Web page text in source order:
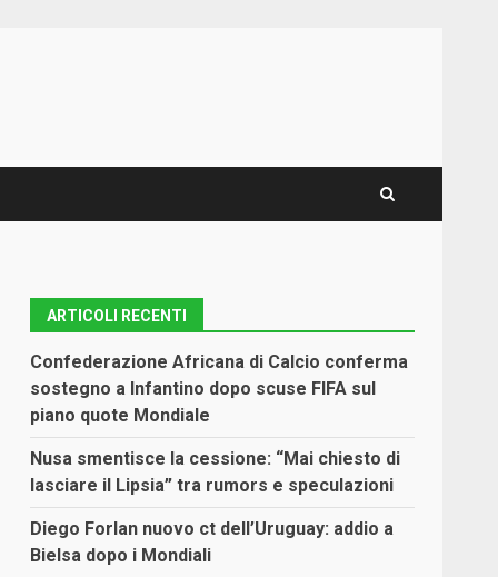
ARTICOLI RECENTI
Confederazione Africana di Calcio conferma
sostegno a Infantino dopo scuse FIFA sul
piano quote Mondiale
Nusa smentisce la cessione: “Mai chiesto di
lasciare il Lipsia” tra rumors e speculazioni
Diego Forlan nuovo ct dell’Uruguay: addio a
Bielsa dopo i Mondiali